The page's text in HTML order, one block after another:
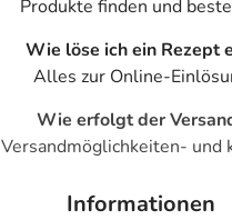
Produkte finden und
Wie löse ich ein Rezept
Alles zur Online-
Wie erfolgt der
Versandmöglichkeiten- und
Informationen